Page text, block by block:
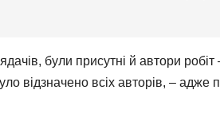
були присутні й автори
відзначено всіх авторів, – адже